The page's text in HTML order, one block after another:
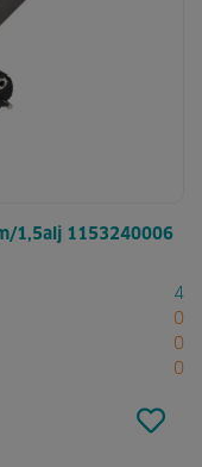
1,5alj 1153240006
4
0
0
0